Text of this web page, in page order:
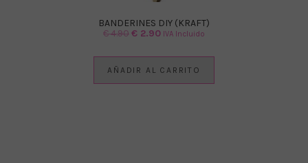
BANDERINES DIY (KRAFT)
€4.90El
€ 2.90ElIVA Incluido
AÑADIR AL CARRITO